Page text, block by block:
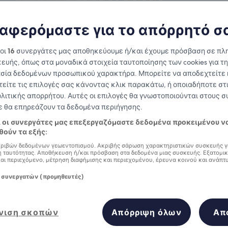
you need to know before you
για το απόρρητό
16 συνεργάτες μας αποθηκεύουμε ή/και έχουμε πρόσβαση σε
όπως στα μοναδικά στοιχεία ταυτοποίησης των cookies για
δεδομένων προσωπικού χαρακτήρα. Μπορείτε να αποδεχτείτε
τις επιλογές σας κάνοντας κλικ παρακάτω, ή οποιαδήποτε
απορρήτου. Αυτές οι επιλογές θα γνωστοποιούνται στους
θα επηρεάζουν τα δεδομένα περιήγησης.
οι συνεργάτες μας επεξεργαζόμαστε δεδομένα προκειμένου
τα εξής:
δεδομένων γεωεντοπισμού. Ακριβής σάρωση χαρακτηριστικών συσκευής
ταυτότητας. Αποθήκευση ή/και πρόσβαση στα δεδομένα μιας συσκευής.
περιεχόμενο, μέτρηση διαφήμισης και περιεχομένου, έρευνα κοινού και
(προμηθευτές)
σκοπών Απόρριψη όλων